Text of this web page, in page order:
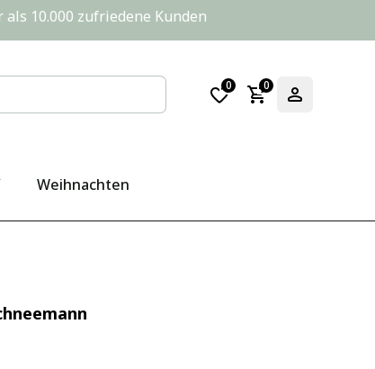
als 10.000 zufriedene Kunden
0 0
Weihnachten